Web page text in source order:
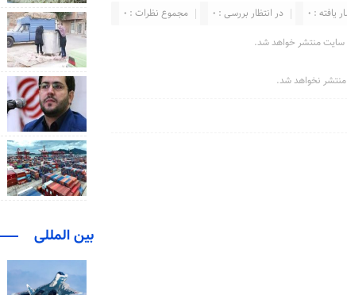
مجموع نظرات : 0 در انتظار بررسی : 0 یافته : 0
سایت منتشر خواهد شد.
منتشر نخواهد شد.
بین المللی